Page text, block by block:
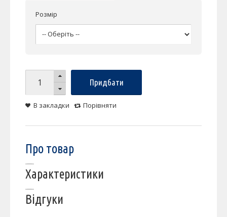
Розмір
Придбати
В закладки Порівняти
Про товар
Характеристики
Відгуки